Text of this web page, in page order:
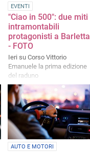
EVENTI
"Ciao in 500": due miti
intramontabili
protagonisti a Barletta
- FOTO
Ieri su Corso Vittorio
Emanuele la prima edizione
del raduno
AUTO E MOTORI